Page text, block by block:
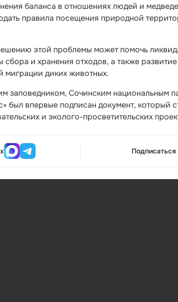
баланса в отношениях людей и
правила посещения природной
этой проблемы может помочь
и хранения отходов, а также
миграции диких животных.
заповедником, Сочинским национальным
был впервые подписан документ, который
и эколого-просветительских
Подписаться